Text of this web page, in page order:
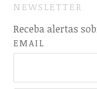
NEWSLETTER
Receba alertas
EMAIL